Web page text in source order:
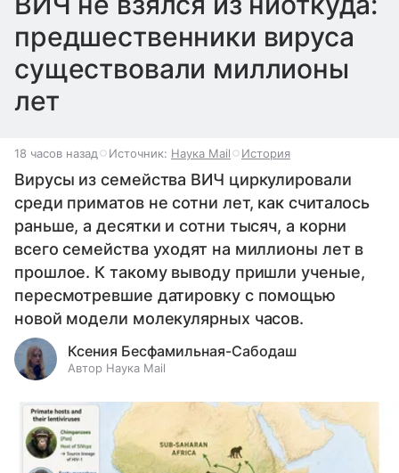
предшественники вируса
существовали миллионы
лет
18 часов назад Источник: Наука Mail История
Вирусы из семейства ВИЧ циркулировали
среди приматов не сотни лет, как считалось
раньше, а десятки и сотни тысяч, а корни
всего семейства уходят на миллионы лет в
прошлое. К такому выводу пришли ученые,
пересмотревшие датировку с помощью
новой модели молекулярных часов.
Ксения Бесфамильная-Сабодаш
Автор Наука Mail